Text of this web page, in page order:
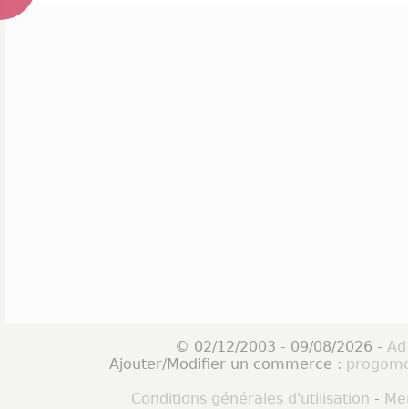
© 02/12/2003 - 09/08/2026 -
Ajouter/Modifier un commerce :
Conditions générales d'utilisation -